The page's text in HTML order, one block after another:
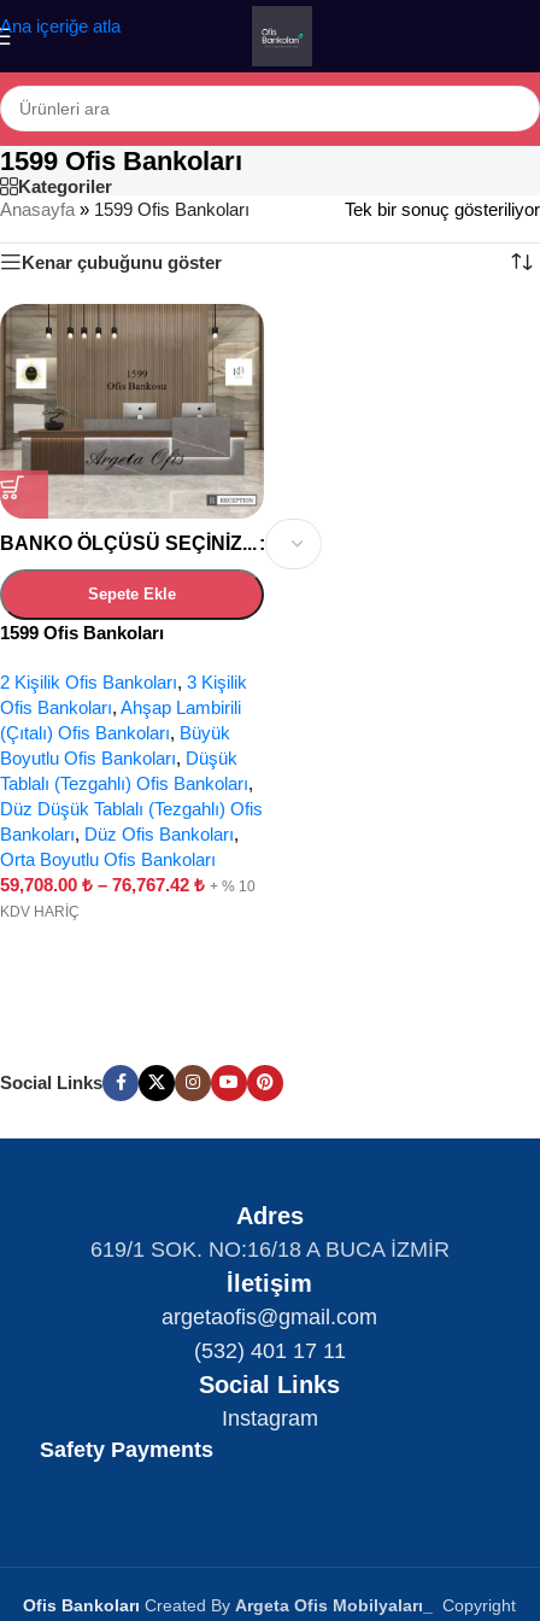
Ana içeriğe atla
1599 Ofis Bankoları
Kategoriler
Anasayfa » 1599 Ofis Bankoları Tek bir sonuç gösteriliyor
Kenar çubuğunu göster
BANKO ÖLÇÜSÜ SEÇINIZ...
Sepete Ekle
1599 Ofis Bankoları
2 Kişilik Ofis Bankoları, 3 Kişilik
Ofis Bankoları, Ahşap Lambirili
(Çıtalı) Ofis Bankoları, Büyük
Boyutlu Ofis Bankoları, Düşük
Tablalı (Tezgahlı) Ofis Bankoları,
Düz Düşük Tablalı (Tezgahlı) Ofis
Bankoları, Düz Ofis Bankoları,
Orta Boyutlu Ofis Bankoları
59,708.00 ₺ – 76,767.42 ₺ + % 10
KDV HARİÇ
Social Links
Adres
619/1 SOK. NO:16/18 A BUCA İZMİR
İletişim
argetaofis@gmail.com
(532) 401 17 11
Social Links
Instagram
Safety Payments
Ofis Bankoları Created ByArgeta Ofis Mobilyaları Copyright